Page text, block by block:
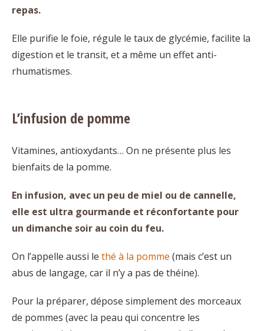
repas.
Elle purifie le foie, régule le taux de glycémie, facilite la
digestion et le transit, et a même un effet anti-
rhumatismes.
L’infusion de pomme
Vitamines, antioxydants… On ne présente plus les
bienfaits de la pomme.
En infusion, avec un peu de miel ou de cannelle,
elle est ultra gourmande et réconfortante pour
un dimanche soir au coin du feu.
On l’appelle aussi le thé à la pomme (mais c’est un
abus de langage, car il n’y a pas de théine).
Pour la préparer, dépose simplement des morceaux
de pommes (avec la peau qui concentre les